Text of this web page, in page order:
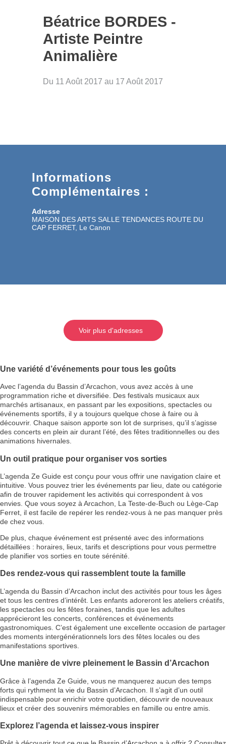
Béatrice BORDES -
Artiste Peintre
Animalière
Du 11 Août 2017 au 17 Août 2017
Informations
Complémentaires :
Adresse
MAISON DES ARTS SALLE TENDANCES ROUTE DU
CAP FERRET, Le Canon
Voir plus d'adresses
Une variété d’événements pour tous les goûts
Avec l’agenda du Bassin d’Arcachon, vous avez accès à une
programmation riche et diversifiée. Des festivals musicaux aux
marchés artisanaux, en passant par les expositions, spectacles ou
événements sportifs, il y a toujours quelque chose à faire ou à
découvrir. Chaque saison apporte son lot de surprises, qu’il s’agisse
des concerts en plein air durant l’été, des fêtes traditionnelles ou des
animations hivernales.
Un outil pratique pour organiser vos sorties
L’agenda Ze Guide est conçu pour vous offrir une navigation claire et
intuitive. Vous pouvez trier les événements par lieu, date ou catégorie
afin de trouver rapidement les activités qui correspondent à vos
envies. Que vous soyez à Arcachon, La Teste-de-Buch ou Lège-Cap
Ferret, il est facile de repérer les rendez-vous à ne pas manquer près
de chez vous.
De plus, chaque événement est présenté avec des informations
détaillées : horaires, lieux, tarifs et descriptions pour vous permettre
de planifier vos sorties en toute sérénité.
Des rendez-vous qui rassemblent toute la famille
L’agenda du Bassin d’Arcachon inclut des activités pour tous les âges
et tous les centres d’intérêt. Les enfants adoreront les ateliers créatifs,
les spectacles ou les fêtes foraines, tandis que les adultes
apprécieront les concerts, conférences et événements
gastronomiques. C’est également une excellente occasion de partager
des moments intergénérationnels lors des fêtes locales ou des
manifestations sportives.
Une manière de vivre pleinement le Bassin d’Arcachon
Grâce à l’agenda Ze Guide, vous ne manquerez aucun des temps
forts qui rythment la vie du Bassin d’Arcachon. Il s’agit d’un outil
indispensable pour enrichir votre quotidien, découvrir de nouveaux
lieux et créer des souvenirs mémorables en famille ou entre amis.
Explorez l’agenda et laissez-vous inspirer